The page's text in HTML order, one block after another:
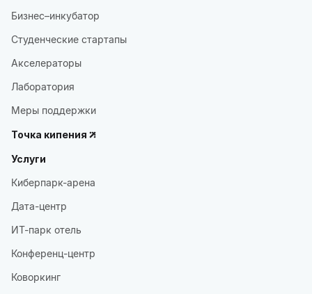
Бизнес–инкубатор
Студенческие стартапы
Акселераторы
Лаборатория
Меры поддержки
Точка кипения
Услуги
Киберпарк-арена
Дата-центр
ИТ-парк отель
Конференц-центр
Коворкинг